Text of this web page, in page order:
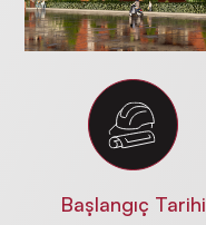
Başlangıç Tarihi